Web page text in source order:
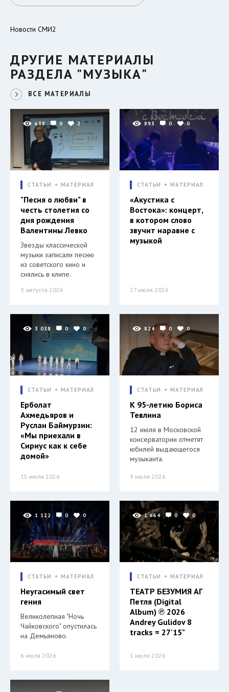
Новости СМИ2
ДРУГИЕ МАТЕРИАЛЫ
РАЗДЕЛА "МУЗЫКА"
ВСЕ МАТЕРИАЛЫ
638 0 2
СТАТЬИ МАТЕРИАЛ
"Песня о любви" в
честь столетия со
дня рождения
Валентины Левко
Звезды классической
музыки записали песню
из советского кино и
снялись в клипе.
3 августа 2026
893 0 0
СТАТЬИ МАТЕРИАЛ
«Акустика с
Востока»: концерт,
в котором слово
звучит наравне с
музыкой
27 июля 2026
3 038 0 0
СТАТЬИ МАТЕРИАЛ
Ерболат
Ахмедьяров и
Руслан Баймурзин:
«Мы приехали в
Сириус как к себе
домой»
15 июля 2026
824 0 0
СТАТЬИ МАТЕРИАЛ
К 95-летию Бориса
Тевлина
12 июля в Московской
консерватории отметят
юбилей выдающегося
музыканта.
9 июля 2026
1 122 0 0
СТАТЬИ МАТЕРИАЛ
Неугасимый свет
гения
Великолепная "Ночь
Чайковского" опустилась
на Демьяново.
6 июля 2026
1 664 0 0
СТАТЬИ МАТЕРИАЛ
ТЕАТР БЕЗУМИЯ АГ
Петля (Digital
Album) ℗ 2026
Andrey Gulidov 8
tracks = 27'15"
1 июля 2026